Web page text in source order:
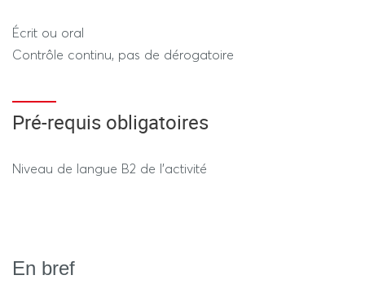
Écrit ou oral
Contrôle continu, pas de dérogatoire
Pré-requis obligatoires
Niveau de langue B2 de l'activité
En bref